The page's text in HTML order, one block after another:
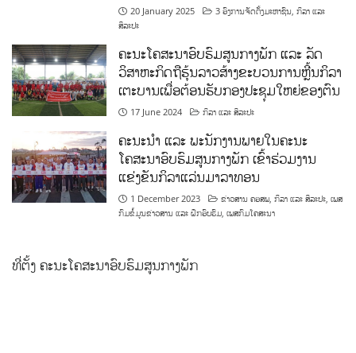
20 January 2025 3 ອົງການຈັດຕັ້ງມະຫາຊົນ,ກິລາ ແລະ
ສິລະປະ
ຄະນະໂຄສະນາອົບຮົມສູນກາງພັກ ແລະ ລັດ
ວິສາຫະກິດຖືຮຸ້ນລາວສ້າງຂະບວນການຫຼີ້ນກິລາ
ເຕະບານເພື່ອຕ້ອນຮັບກອງປະຊຸມໃຫຍ່ຂອງຕົນ
17 June 2024 ກິລາ ແລະ ສິລະປະ
ຄະນະນຳ ແລະ ພະນັກງານພາຍໃນຄະນະ
ໂຄສະນາອົບຮົມສູນກາງພັກ ເຂົ້າຮ່ວມງານ
ແຂ່ງຂັນກິລາແລ່ນມາລາທອນ
1 December 2023 ຂ່າວສານ ຄອສພ,ກິລາ ແລະ ສິລະປະ,ເພສ
ກົມຂໍ້ມູນຂ່າວສານ ແລະ ຝຶກອົບຮົມ,ເພສກົມໂຄສະນາ
ທີ່ຕັ້ງ ຄະນະໂຄສະນາອົບຮົມສູນກາງພັກ